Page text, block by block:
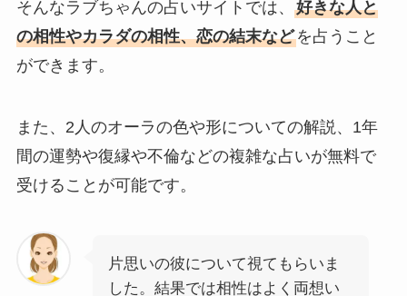
そんなラブちゃんの占いサイトでは、 好きな人と
の相性やカラダの相性、恋の結末などを占うこと
ができます。
また、2人のオーラの色や形についての解説、1年
間の運勢や復縁や不倫などの複雑な占いが無料で
受けることが可能です。
片思いの彼について視てもらいま
した。結果では相性はよく両想い